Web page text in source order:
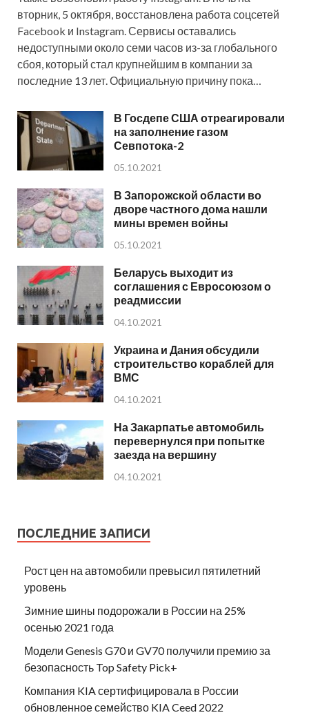
вторник, 5 октября, восстановлена работа соцсетей
Facebook и Instagram. Сервисы оставались
недоступными около семи часов из-за глобального
сбоя, который стал крупнейшим в компании за
последние 13 лет. Официальную причину пока…
В Госдепе США отреагировали
на заполнение газом
Севпотока-2
05.10.2021
В Запорожской области во
дворе частного дома нашли
мины времен войны
05.10.2021
Беларусь выходит из
соглашения с Евросоюзом о
реадмиссии
04.10.2021
Украина и Дания обсудили
строительство кораблей для
ВМС
04.10.2021
На Закарпатье автомобиль
перевернулся при попытке
заезда на вершину
04.10.2021
ПОСЛЕДНИЕ ЗАПИСИ
Рост цен на автомобили превысил пятилетний
уровень
Зимние шины подорожали в России на 25%
осенью 2021 года
Модели Genesis G70 и GV70 получили премию за
безопасность Top Safety Pick+
Компания KIA сертифицировала в России
обновленное семейство KIA Ceed 2022